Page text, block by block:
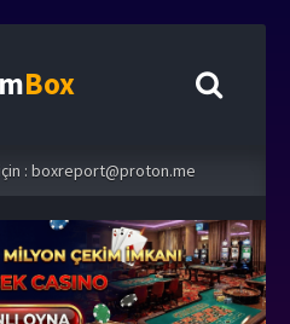
Box
: boxreport@proton.me